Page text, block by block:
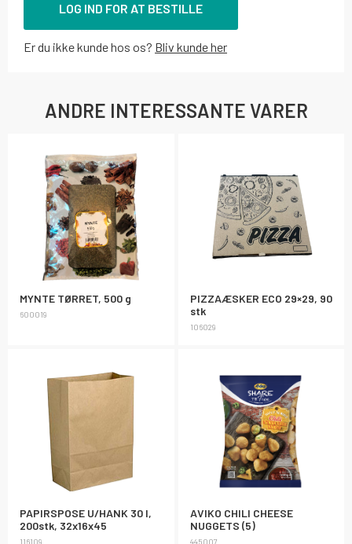
LOG IND FOR AT BESTILLE
Er du ikke kunde hos os? Bliv kunde her
ANDRE INTERESSANTE VARER
MYNTE TØRRET, 500 g
600019
PIZZAÆSKER ECO 29×29, 90
stk
106029
PAPIRSPOSE U/HANK 30 l,
200stk, 32x16x45
116109
AVIKO CHILI CHEESE
NUGGETS (5)
445007